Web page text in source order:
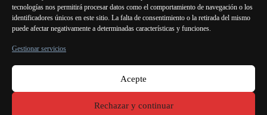
tecnologías nos permitirá procesar datos como el comportamiento de navegación o los
identificadores únicos en este sitio. La falta de consentimiento o la retirada del mismo
puede afectar negativamente a determinadas características y funciones.
Gestionar servicios
Acepte
Rechazar y continuar
ANTERIOR SIGUIENTE
Lorient Oporto Lisboa Valencia